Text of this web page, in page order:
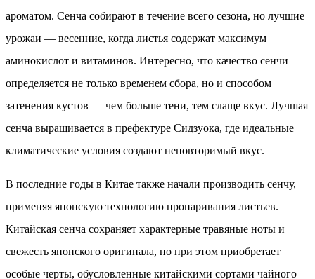
ароматом. Сенча собирают в течение всего сезона, но лучшие
урожаи — весенние, когда листья содержат максимум
аминокислот и витаминов. Интересно, что качество сенчи
определяется не только временем сбора, но и способом
затенения кустов — чем больше тени, тем слаще вкус. Лучшая
сенча выращивается в префектуре Сидзуока, где идеальные
климатические условия создают неповторимый вкус.
В последние годы в Китае также начали производить сенчу,
применяя японскую технологию пропаривания листьев.
Китайская сенча сохраняет характерные травяные ноты и
свежесть японского оригинала, но при этом приобретает
особые черты, обусловленные китайскими сортами чайного